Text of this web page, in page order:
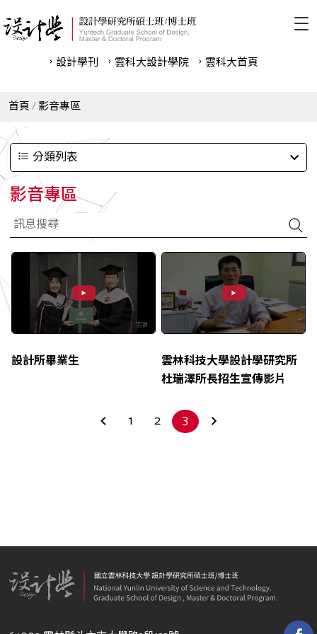
設計學刊 雲科⼤設計學院 雲科⼤首頁
首頁 影音專區
分類列表
影音專區
設計所畢業生
雲林科技大學設計學研究所
杜瑞澤所長招生宣傳影片
1 2 3